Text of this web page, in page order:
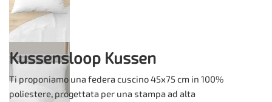
Kussensloop Kussen
Ti proponiamo una federa cuscino 45x75 cm in 100%
poliestere, progettata per una stampa ad alta